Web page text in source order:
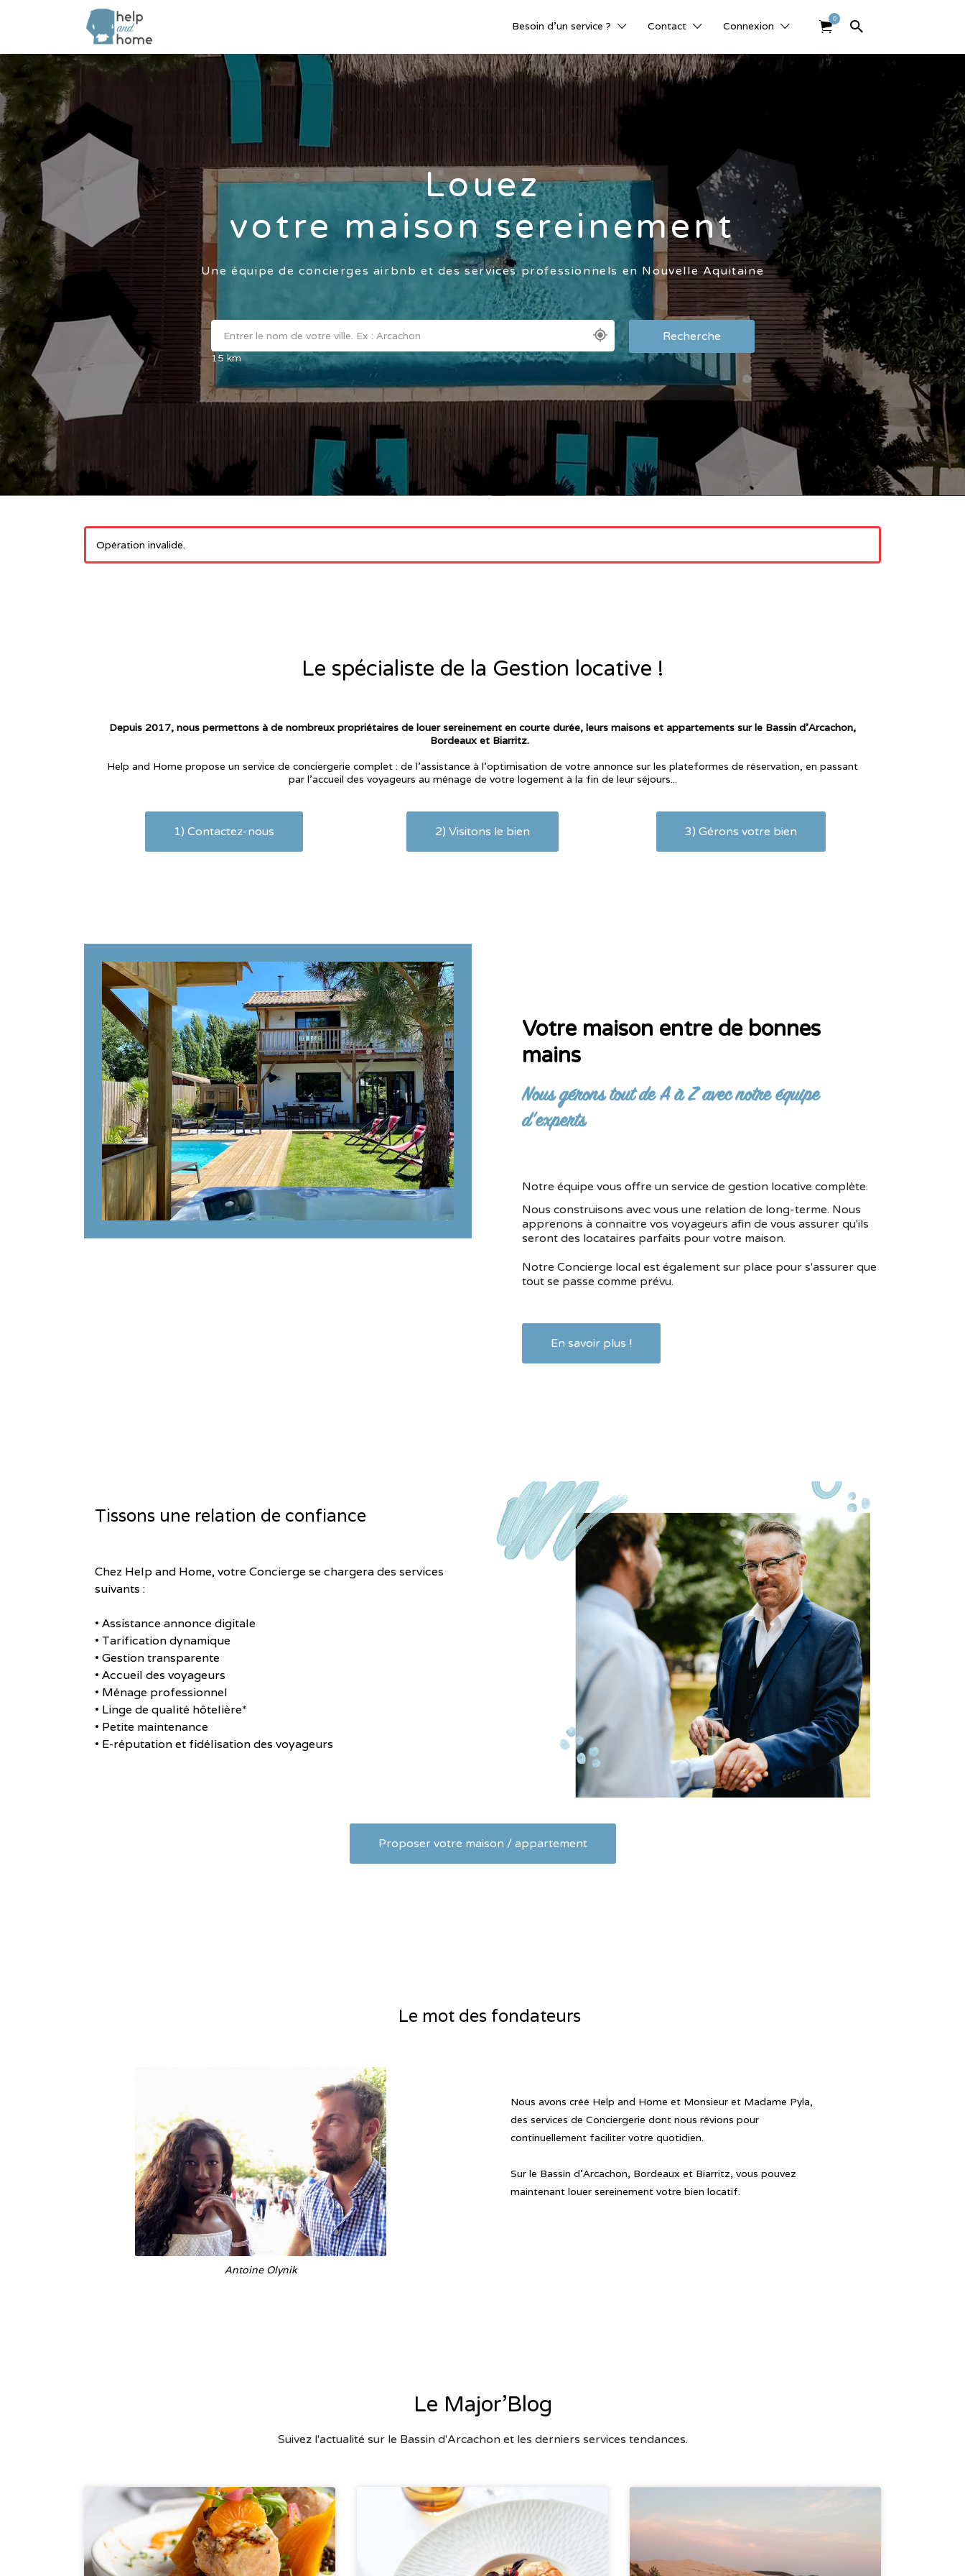
Besoin d’un service ? Contact Connexion
0
Rechercher:
Louez
votre maison sereinement
Une équipe de concierges airbnb et des services professionnels en Nouvelle Aquitaine
15 km
Opération invalide.
Le spécialiste de la Gestion locative !
Depuis 2017, nous permettons à de nombreux propriétaires de louer sereinement en courte durée, leurs maisons et appartements sur le Bassin d'Arcachon,
Bordeaux et Biarritz.
Help and Home propose un service de conciergerie complet : de l'assistance à l'optimisation de votre annonce sur les plateformes de réservation, en passant
par l’accueil des voyageurs au ménage de votre logement à la fin de leur séjours...
1) Contactez-nous 2) Visitons le bien 3) Gérons votre bien
Votre maison entre de bonnes
mains
Nous gérons tout de A à Z avec notre équipe
d’experts
Notre équipe vous offre un service de gestion locative complète.
Nous construisons avec vous une relation de long-terme. Nous
apprenons à connaitre vos voyageurs afin de vous assurer qu'ils
seront des locataires parfaits pour votre maison.
Notre Concierge local est également sur place pour s'assurer que
tout se passe comme prévu.
En savoir plus !
Tissons une relation de confiance
Chez Help and Home, votre Concierge se chargera des services
suivants :
• Assistance annonce digitale
• Tarification dynamique
• Gestion transparente
• Accueil des voyageurs
• Ménage professionnel
• Linge de qualité hôtelière*
• Petite maintenance
• E-réputation et fidélisation des voyageurs
Proposer votre maison / appartement
Le mot des fondateurs
Antoine Olynik
Nous avons créé Help and Home et Monsieur et Madame Pyla,
des services de Conciergerie dont nous rêvions pour
continuellement faciliter votre quotidien.
Sur le Bassin d'Arcachon, Bordeaux et Biarritz, vous pouvez
maintenant louer sereinement votre bien locatif.
Le Major’Blog
Suivez l'actualité sur le Bassin d'Arcachon et les derniers services tendances.